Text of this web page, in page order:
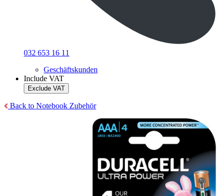
032 653 16 11
Geschäftskunden
Include VAT
Exclude VAT
Back to Notebook Zubehör